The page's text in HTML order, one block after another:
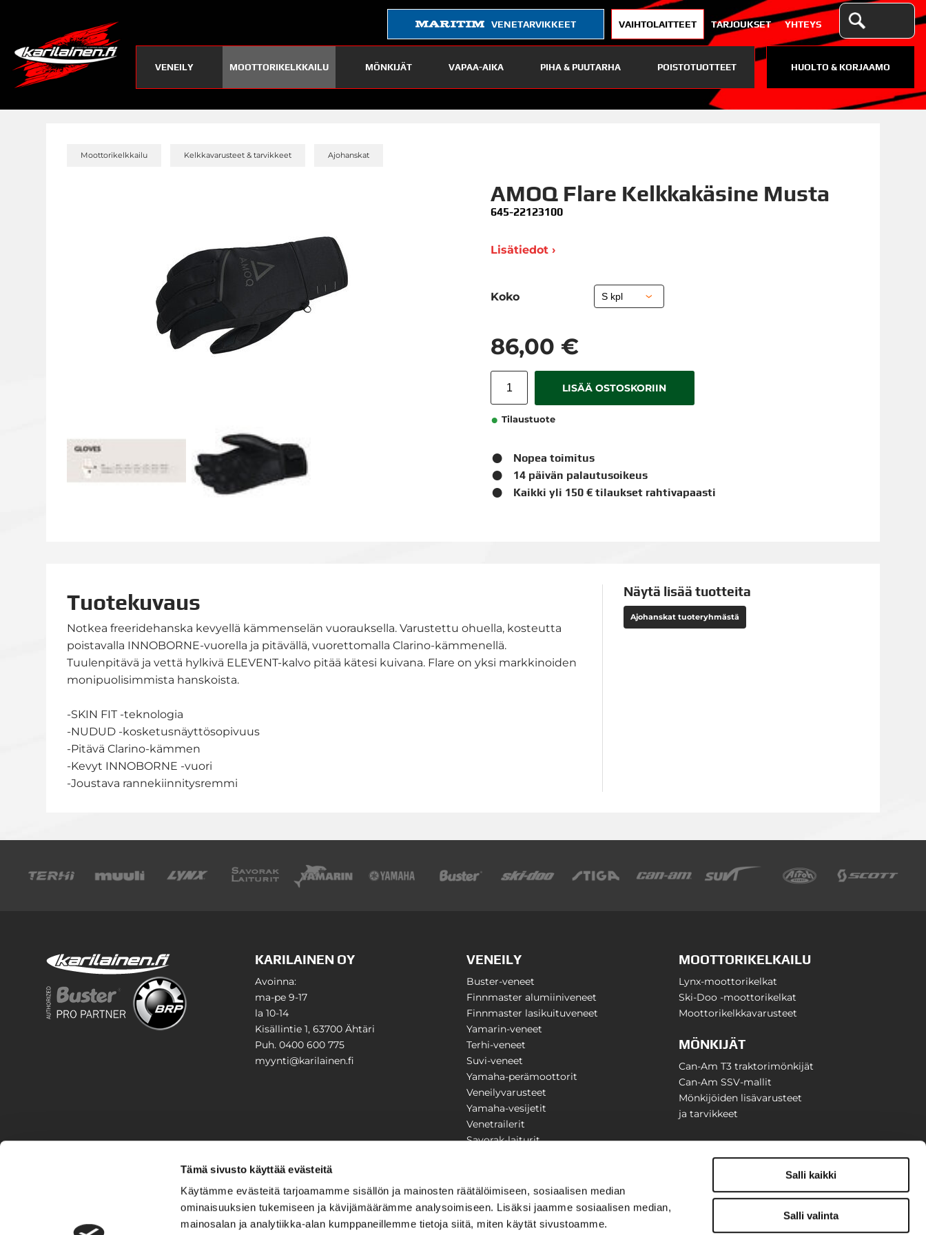
Tämä sivusto käyttää evästeitä
Käytämme evästeitä tarjoamamme sisällön ja mainosten räätälöimiseen, sosiaalisen median
ominaisuuksien tukemiseen ja kävijämäärämme analysoimiseen. Lisäksi jaamme sosiaalisen median,
mainosalan ja analytiikka-alan kumppaneillemme tietoja siitä, miten käytät sivustoamme.
Salli kaikki
Salli valinta
VENETARVIKKEET VAIHTOLAITTEET TARJOUKSET YHTEYS
VENEILY MOOTTORIKELKKAILU MÖNKIJÄT VAPAA-AIKA PIHA & PUUTARHA POISTOTUOTTEET HUOLTO & KORJAAMO
Moottorikelkkailu Kelkkavarusteet & tarvikkeet Ajohanskat
AMOQ Flare Kelkkakäsine Musta
645-22123100
Lisätiedot ›
Koko
86,00 €
LISÄÄ OSTOSKORIIN
Tilaustuote
Nopea toimitus
14 päivän palautusoikeus
Kaikki yli 150 € tilaukset rahtivapaasti
Tuotekuvaus
Notkea freeridehanska kevyellä kämmenselän vuorauksella. Varustettu ohuella, kosteutta
poistavalla INNOBORNE-vuorella ja pitävällä, vuorettomalla Clarino-kämmenellä.
Tuulenpitävä ja vettä hylkivä ELEVENT-kalvo pitää kätesi kuivana. Flare on yksi markkinoiden
monipuolisimmista hanskoista.
-SKIN FIT -teknologia
-NUDUD -kosketusnäyttösopivuus
-Pitävä Clarino-kämmen
-Kevyt INNOBORNE -vuori
-Joustava rannekiinnitysremmi
Näytä lisää tuotteita
Ajohanskat tuoteryhmästä
KARILAINEN OY
Avoinna:
ma-pe 9-17
la 10-14
Kisällintie 1, 63700 Ähtäri
Puh. 0400 600 775
myynti@karilainen.fi
VENEILY
Buster-veneet
Finnmaster alumiiniveneet
Finnmaster lasikuituveneet
Yamarin-veneet
Terhi-veneet
Suvi-veneet
Yamaha-perämoottorit
Veneilyvarusteet
Yamaha-vesijetit
Venetrailerit
Savorak-laiturit
MOOTTORIKELKAILU
Lynx-moottorikelkat
Ski-Doo -moottorikelkat
Moottorikelkkavarusteet
MÖNKIJÄT
Can-Am T3 traktorimönkijät
Can-Am SSV-mallit
Mönkijöiden lisävarusteet
ja tarvikkeet
PIHA & PUUTARHA
Stiga
VAIHTOLAITTEET
Yritysesittely
Yhteystiedot
Huolto ja korjaamo